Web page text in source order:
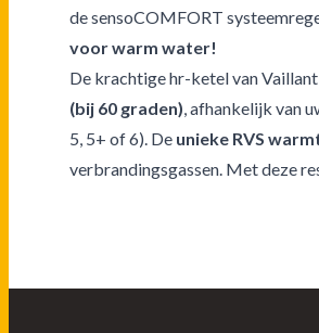
desensoCOMFORT
voor warm water!
De krachtige hr-ketel van
(bij 60 graden) , afhankelijk van
5, 5+ of 6). De unieke RVS
verbrandingsgassen. Met deze